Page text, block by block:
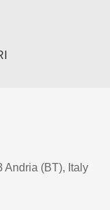
Andria (BT), Italy